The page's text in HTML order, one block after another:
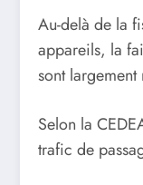
Au-delà de la
appareils, la
sont largement
Selon la
trafic de